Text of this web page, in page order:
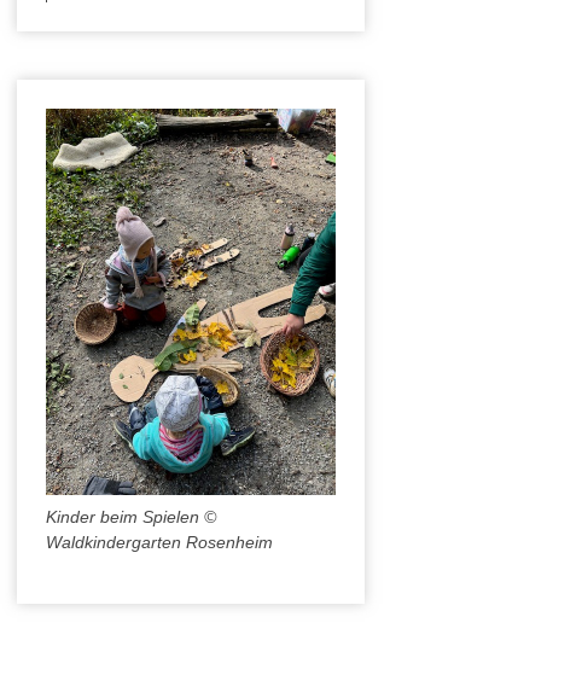
Kinder beim Spielen ©
Waldkindergarten Rosenheim